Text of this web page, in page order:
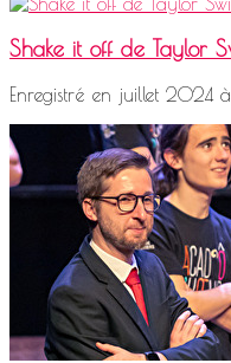
Shake it off de Taylor
Enregistré en juillet 2024 à